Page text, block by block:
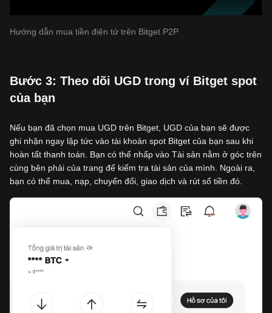
Hướng dẫn mua tiền điện tử trên Bitget P2P
‌Bước 3: Theo dõi UGD trong ví Bitget spot
của bạn
Nếu bạn đã chọn mua UGD trên Bitget, UGD của bạn sẽ được
ghi nhận ngay lập tức vào tài khoản spot Bitget của bạn sau khi
hoàn tất thanh toán. Bạn có thể nhấp vào Tài sản nằm ở góc trên
cùng bên phải của trang để kiểm tra tài sản của mình. Ngoài ra,
bạn có thể mua, nạp, chuyển đổi, giao dịch và rút số tiền đó.